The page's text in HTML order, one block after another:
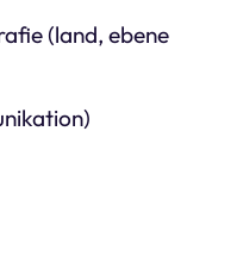
(land, ebene